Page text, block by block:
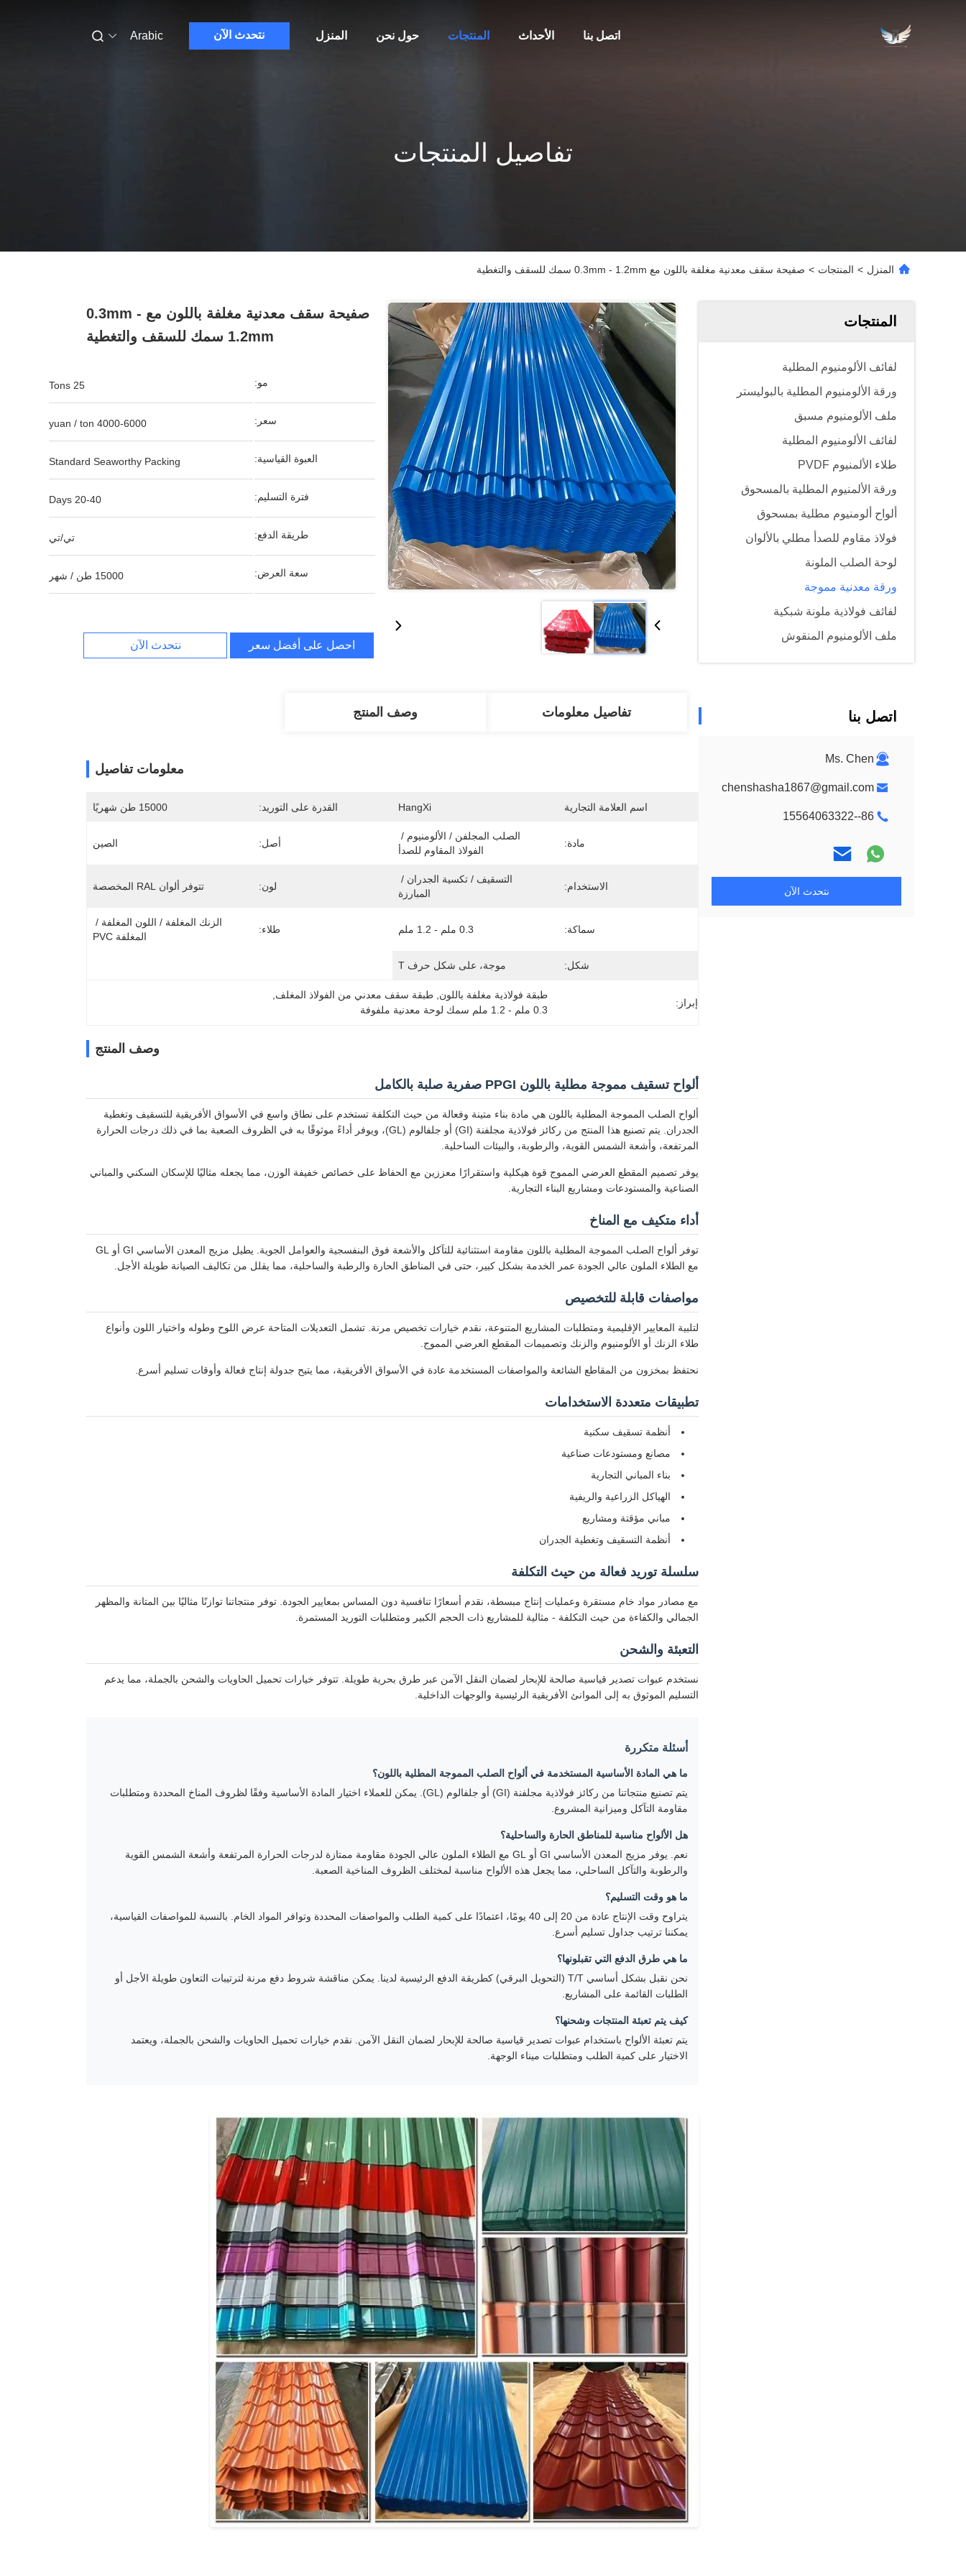
المنزل حول نحن المنتجات الأحداث اتصل بنا نتحدث الآن Arabic
تفاصيل المنتجات
المنزل > المنتجات > صفيحة سقف معدنية مغلفة باللون مع 0.3mm - 1.2mm سمك للسقف والتغطية
المنتجات
لفائف الألومنيوم المطلية
ورقة الألومنيوم المطلية بالبوليستر
ملف الألومنيوم مسبق
لفائف الألومنيوم المطلية
طلاء الألمنيوم PVDF
ورقة الألمنيوم المطلية بالمسحوق
ألواح ألومنيوم مطلية بمسحوق
فولاذ مقاوم للصدأ مطلي بالألوان
لوحة الصلب الملونة
ورقة معدنية مموجة
لفائف فولاذية ملونة شبكية
ملف الألومنيوم المنقوش
اتصل بنا
Ms. Chen
chenshasha1867@gmail.com
86--15564063322
نتحدث الآن
صفيحة سقف معدنية مغلفة باللون مع 0.3mm -
1.2mm سمك للسقف والتغطية
مو: 25 Tons
سعر: 4000-6000 yuan / ton
العبوة القياسية: Standard Seaworthy Packing
فترة التسليم: 20-40 Days
طريقة الدفع: تي/تي
سعة العرض: 15000 طن / شهر
احصل على أفضل سعر نتحدث الآن
تفاصيل معلومات وصف المنتج
معلومات تفاصيل
اسم العلامة التجارية HangXi القدرة على التوريد: 15000 طن شهريًا
مادة:
الفولاذ المقاوم للصدأ
أصل: الصين
الاستخدام:
المبارزة
لون: تتوفر ألوان RAL المخصصة
سماكة: 0.3 ملم - 1.2 ملم طلاء:
المغلفة PVC
شكل: موجة، على شكل حرف T
إبراز:
طبقة فولاذية مغلفة باللون , طبقة سقف معدني من الفولاذ المغلف
0.3 ملم - 1.2 ملم سمك لوحة معدنية ملفوفة
وصف المنتج
ألواح تسقيف مموجة مطلية باللون PPGI صفرية صلبة بالكامل
ألواح الصلب المموجة المطلية باللون هي مادة بناء متينة وفعالة من حيث التكلفة تستخدم على نطاق واسع في الأسواق الأفريقية للتسقيف وتغطية
الجدران. يتم تصنيع هذا المنتج من ركائز فولاذية مجلفنة (GI) أو جلفالوم (GL)، ويوفر أداءً موثوقًا به في الظروف الصعبة بما في ذلك درجات الحرارة
المرتفعة، وأشعة الشمس القوية، والرطوبة، والبيئات الساحلية.
يوفر تصميم المقطع العرضي المموج قوة هيكلية واستقرارًا معززين مع الحفاظ على خصائص خفيفة الوزن، مما يجعله مثاليًا للإسكان السكني والمباني
الصناعية والمستودعات ومشاريع البناء التجارية.
أداء متكيف مع المناخ
توفر ألواح الصلب المموجة المطلية باللون مقاومة استثنائية للتآكل والأشعة فوق البنفسجية والعوامل الجوية. يطيل مزيج المعدن الأساسي GI أو GL
مع الطلاء الملون عالي الجودة عمر الخدمة بشكل كبير، حتى في المناطق الحارة والرطبة والساحلية، مما يقلل من تكاليف الصيانة طويلة الأجل.
مواصفات قابلة للتخصيص
لتلبية المعايير الإقليمية ومتطلبات المشاريع المتنوعة، نقدم خيارات تخصيص مرنة. تشمل التعديلات المتاحة عرض اللوح وطوله واختيار اللون وأنواع
طلاء الزنك أو الألومنيوم والزنك وتصميمات المقطع العرضي المموج.
نحتفظ بمخزون من المقاطع الشائعة والمواصفات المستخدمة عادة في الأسواق الأفريقية، مما يتيح جدولة إنتاج فعالة وأوقات تسليم أسرع.
تطبيقات متعددة الاستخدامات
أنظمة تسقيف سكنية
مصانع ومستودعات صناعية
بناء المباني التجارية
الهياكل الزراعية والريفية
مباني مؤقتة ومشاريع
أنظمة التسقيف وتغطية الجدران
سلسلة توريد فعالة من حيث التكلفة
مع مصادر مواد خام مستقرة وعمليات إنتاج مبسطة، نقدم أسعارًا تنافسية دون المساس بمعايير الجودة. توفر منتجاتنا توازنًا مثاليًا بين المتانة والمظهر
الجمالي والكفاءة من حيث التكلفة - مثالية للمشاريع ذات الحجم الكبير ومتطلبات التوريد المستمرة.
التعبئة والشحن
نستخدم عبوات تصدير قياسية صالحة للإبحار لضمان النقل الآمن عبر طرق بحرية طويلة. تتوفر خيارات تحميل الحاويات والشحن بالجملة، مما يدعم
التسليم الموثوق به إلى الموانئ الأفريقية الرئيسية والوجهات الداخلية.
أسئلة متكررة
ما هي المادة الأساسية المستخدمة في ألواح الصلب المموجة المطلية باللون؟
يتم تصنيع منتجاتنا من ركائز فولاذية مجلفنة (GI) أو جلفالوم (GL). يمكن للعملاء اختيار المادة الأساسية وفقًا لظروف المناخ المحددة ومتطلبات
مقاومة التآكل وميزانية المشروع.
هل الألواح مناسبة للمناطق الحارة والساحلية؟
نعم. يوفر مزيج المعدن الأساسي GI أو GL مع الطلاء الملون عالي الجودة مقاومة ممتازة لدرجات الحرارة المرتفعة وأشعة الشمس القوية
والرطوبة والتآكل الساحلي، مما يجعل هذه الألواح مناسبة لمختلف الظروف المناخية الصعبة.
ما هو وقت التسليم؟
يتراوح وقت الإنتاج عادة من 20 إلى 40 يومًا، اعتمادًا على كمية الطلب والمواصفات المحددة وتوافر المواد الخام. بالنسبة للمواصفات القياسية،
يمكننا ترتيب جداول تسليم أسرع.
ما هي طرق الدفع التي تقبلونها؟
نحن نقبل بشكل أساسي T/T (التحويل البرقي) كطريقة الدفع الرئيسية لدينا. يمكن مناقشة شروط دفع مرنة لترتيبات التعاون طويلة الأجل أو
الطلبات القائمة على المشاريع.
كيف يتم تعبئة المنتجات وشحنها؟
يتم تعبئة الألواح باستخدام عبوات تصدير قياسية صالحة للإبحار لضمان النقل الآمن. نقدم خيارات تحميل الحاويات والشحن بالجملة، ويعتمد
الاختيار على كمية الطلب ومتطلبات ميناء الوجهة.